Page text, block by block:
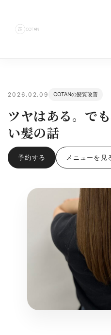
2026.02.09 COTANの髪質改善
ツヤはある。で
い髪の話
予約する メニューを見